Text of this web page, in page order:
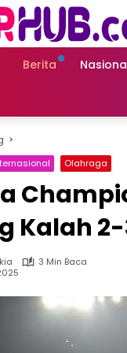
Berita
Olahraga
Kalah
3 Min Baca